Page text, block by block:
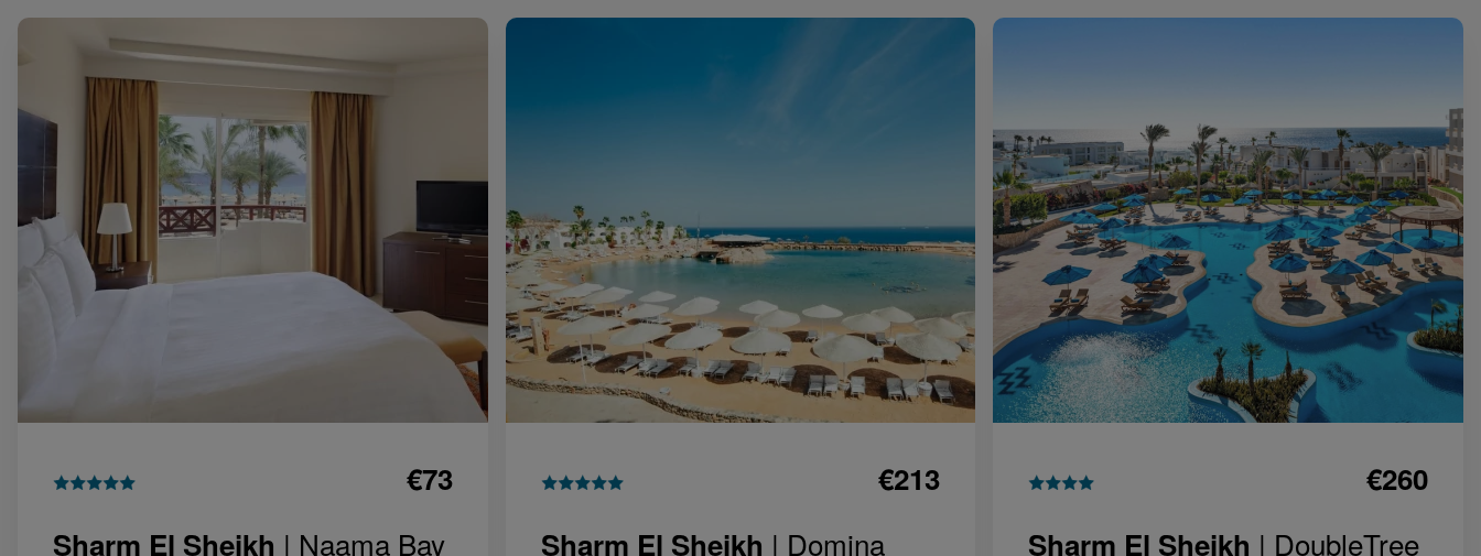
€73
Sharm El Sheikh | Naama Bay
€213
Sharm El Sheikh | Domina
€260
Sharm El Sheikh | DoubleTree